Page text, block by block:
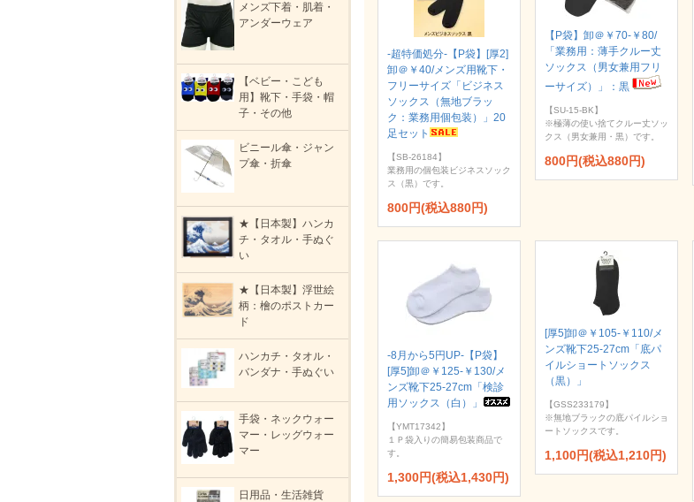
-超特価処分-【P袋】[厚2]
卸＠￥40/メンズ用靴下・
フリーサイズ「ビジネス
ソックス（無地ブラッ
ク：業務用個包装）」20
足セット
【SB-26184】
業務用の個包装ビジネスソック
ス（黒）です。
800円(税込880円)
【P袋】卸＠￥70-￥80/
「業務用：薄手クルー丈
ソックス（男女兼用フリ
ーサイズ）」：黒
【SU-15-BK】
※極薄の使い捨てクルー丈ソッ
クス（男女兼用・黒）です。
800円(税込880円)
-8月から5円UP-【P袋】
[厚5]卸＠￥125-￥130/メ
ンズ靴下25-27cm「検診
用ソックス（白）」
【YMT17342】
１Ｐ袋入りの簡易包装商品で
す。
1,300円(税込1,430円)
[厚5]卸＠￥105-￥110/メ
ンズ靴下25-27cm「底パ
イルショートソックス
（黒）」
【GSS233179】
※無地ブラックの底パイルショ
ートソックスです。
1,100円(税込1,210円)
メンズ下着・肌着・
アンダーウェア
【ベビー・こども
用】靴下・手袋・帽
子・その他
ビニール傘・ジャン
プ傘・折傘
★【日本製】ハンカ
チ・タオル・手ぬぐ
い
★【日本製】浮世絵
柄：檜のポストカー
ド
ハンカチ・タオル・
バンダナ・手ぬぐい
手袋・ネックウォー
マー・レッグウォー
マー
日用品・生活雑貨